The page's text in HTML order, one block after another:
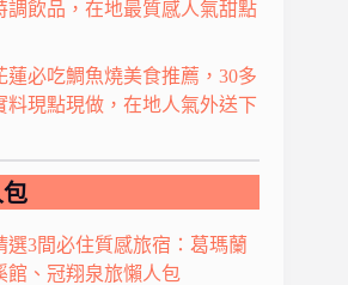
調飲品，在地最質感人氣甜點
蓮必吃鯛魚燒美食推薦，30多
料現點現做，在地人氣外送下
選3間必住質感旅宿：葛瑪蘭
館、冠翔泉旅懶人包